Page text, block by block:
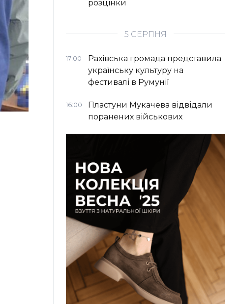
розцінки
5 СЕРПНЯ
17:00
Рахівська громада представила
українську культуру на
фестивалі в Румунії
16:00
Пластуни Мукачева відвідали
поранених військових